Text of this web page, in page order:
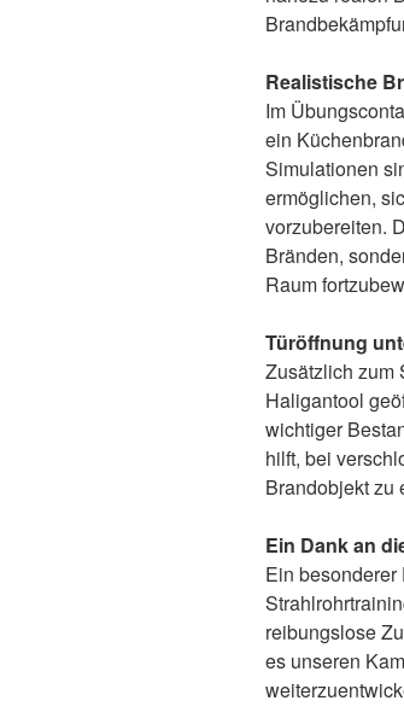
Realistische
Im
ein
Simulationen
ermöglichen,
vorzubereiten.
Bränden,
Raum
Türöffnung
Zusätzlich zum
Haligantool
wichtiger
hilft, bei
Brandobjekt zu
Ein Dank an
Ein
reibungslose
es unseren